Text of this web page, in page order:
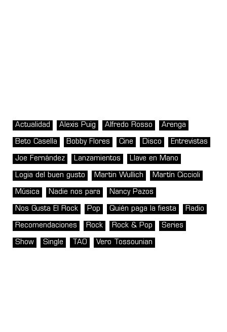
Actualidad Alexis Puig Alfredo Rosso Arenga
Beto Casella Bobby Flores Cine Disco Entrevistas
Joe Fernández Lanzamientos Llave en Mano
Logia del buen gusto Martin Wullich Martín Ciccioli
Música Nadie nos para Nancy Pazos
Nos Gusta El Rock Pop Quién paga la fiesta Radio
Recomendaciones Rock Rock & Pop Series
Show Single TAO Vero Tossounian